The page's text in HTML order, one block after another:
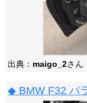
出典： maigo_2さん
◆ BMW F32 バ